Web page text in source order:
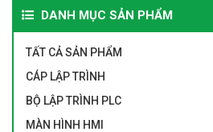
DANH MỤC SẢN PHẨM
TẤT CẢ SẢN PHẨM
CÁP LẬP TRÌNH
BỘ LẬP TRÌNH PLC
MÀN HÌNH HMI